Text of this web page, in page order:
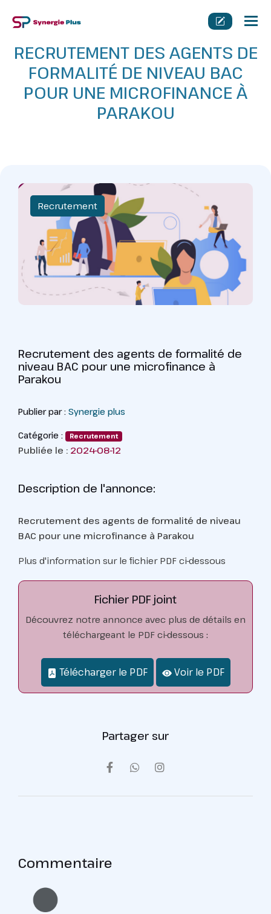
RECRUTEMENT DES AGENTS DE
FORMALITÉ DE NIVEAU BAC
POUR UNE MICROFINANCE À
PARAKOU
Recrutement
Recrutement des agents de formalité de
niveau BAC pour une microfinance à
Parakou
Publier par : Synergie plus
Catégorie : Recrutement
Publiée le : 2024-08-12
Description de l'annonce:
Recrutement des agents de formalité de niveau
BAC pour une microfinance à Parakou
Plus d'information sur le fichier PDF ci-dessous
Fichier PDF joint
Découvrez notre annonce avec plus de détails en
téléchargeant le PDF ci-dessous :
Télécharger le PDF Voir le PDF
Partager sur
Commentaire